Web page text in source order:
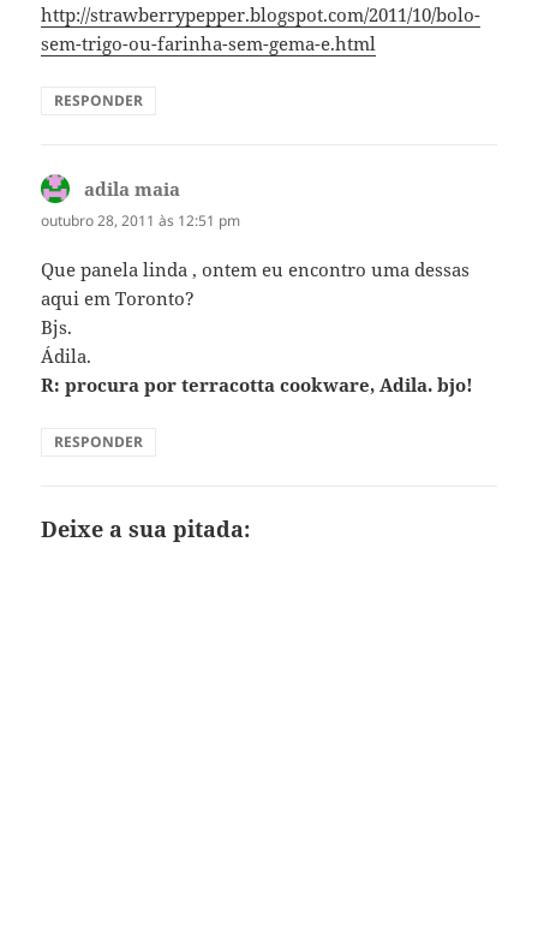
http://strawberrypepper.blogspot.com/2011/10/bolo-
sem-trigo-ou-farinha-sem-gema-e.html
RESPONDER
adila maia
outubro 28, 2011 às 12:51 pm
Que panela linda , ontem eu encontro uma dessas
aqui em Toronto?
Bjs.
Ádila.
R: procura por terracotta cookware, Adila. bjo!
RESPONDER
Deixe a sua pitada: